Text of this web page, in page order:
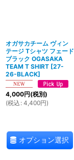
オガサカチーム ヴィン
テージ Tシャツ フェード
ブラック OGASAKA
TEAM T SHIRT [27-
26-BLACK]
4,000円(税別)
(税込 : 4,400円)
オプション選択